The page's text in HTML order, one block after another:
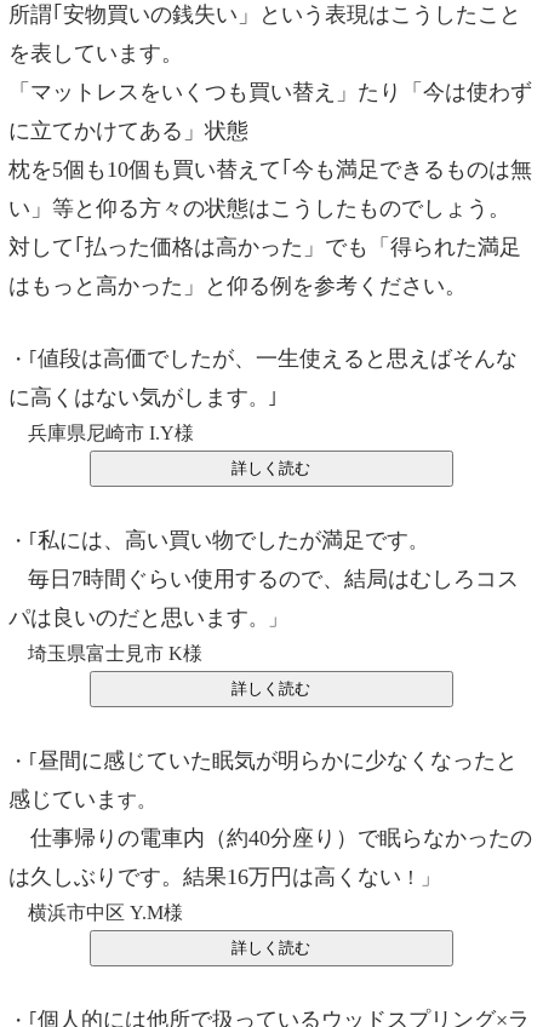
所謂｢安物買いの銭失い」という表現はこうしたこと
を表しています。
「マットレスをいくつも買い替え」たり「今は使わず
に立てかけてある」状態
枕を5個も10個も買い替えて｢今も満足できるものは無
い」等と仰る方々の状態はこうしたものでしょう。
対して｢払った価格は高かった」でも「得られた満足
はもっと高かった」と仰る例を参考ください。
・｢ 値段は高価でしたが、一生使えると思えばそんな
に高くはない気がします。｣
兵庫県尼崎市 I.Y様
・｢ 私には、高い買い物でしたが満足です。
毎日7時間ぐらい使用するので、結局はむしろコス
パは良いのだと思います。」
埼玉県富士見市 K様
・｢ 昼間に感じていた眠気が明らかに少なくなったと
感じていま す。
仕事帰りの電車内（約40分座り）で眠らなかったの
は久しぶりです。結果16万円は高くない ！」
横浜市中区 Y.M様
・｢ 個人的には他所で扱っているウッドスプリング×ラ